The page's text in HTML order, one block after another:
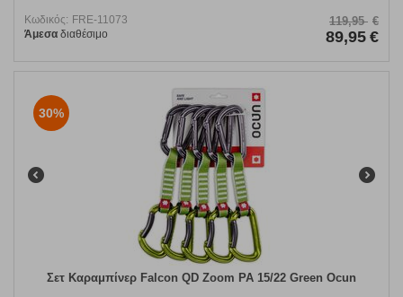
Κωδικός: FRE-11073
Άμεσα διαθέσιμο
119,95 €
89,95 €
30%
Σετ Καραμπίνερ Falcon QD Zoom PA 15/22 Green Ocun